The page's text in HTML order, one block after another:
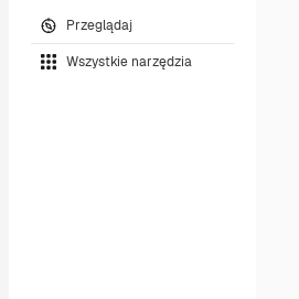
Przeglądaj
Wszystkie narzędzia